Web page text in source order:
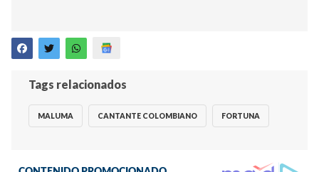
Tags relacionados
MALUMA CANTANTE COLOMBIANO FORTUNA